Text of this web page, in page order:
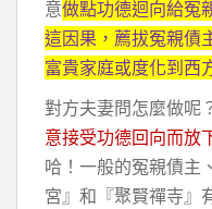
意做點功德迴向給冤
這因果，薦拔冤親債
富貴家庭或度化到西
對方夫妻問怎麼做呢
意接受功德回向而放
哈！一般的冤親債主
宮』和『聚賢禪寺』